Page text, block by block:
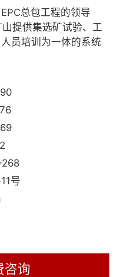
总包工程的领导
提供集选矿试验、工
员培训为一体的系统
号
询